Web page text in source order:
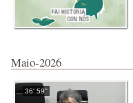
Maio-2026
36' 59''